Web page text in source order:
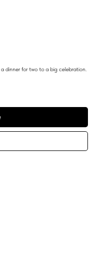
dinner for two to a big celebration.